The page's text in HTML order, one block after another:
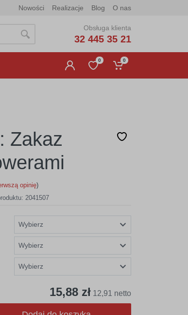
Nowości Realizacje Blog O nas
Obsługa klienta
32 445 35 21
0 0
Zakaz
opinię)
2041507
15,88 zł 12,91 netto